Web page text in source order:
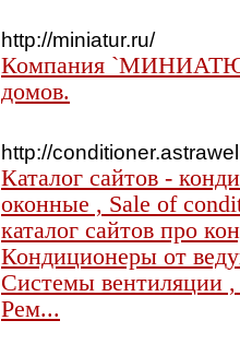
http://miniatur.ru/
Компания
домов.
http://
Каталог сайтов -
оконные , Sale of
каталог сайтов про
Кондиционеры от
Системы вентиляции
Рем...